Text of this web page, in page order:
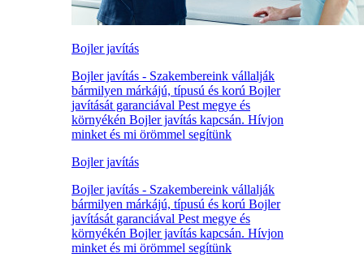
Bojler javítás
Bojler javítás - Szakembereink vállalják
bármilyen márkájú, típusú és korú Bojler
javítását garanciával Pest megye és
környékén Bojler javítás kapcsán. Hívjon
minket és mi örömmel segítünk
Bojler javítás
Bojler javítás - Szakembereink vállalják
bármilyen márkájú, típusú és korú Bojler
javítását garanciával Pest megye és
környékén Bojler javítás kapcsán. Hívjon
minket és mi örömmel segítünk